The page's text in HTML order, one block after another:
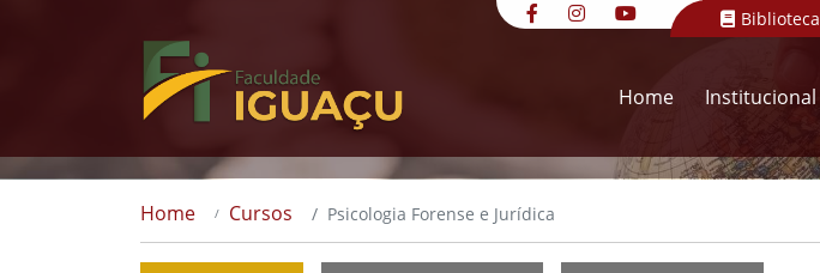
Biblioteca
Home Institucional
Home Cursos Psicologia Forense e Jurídica